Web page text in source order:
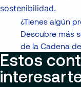
sostenibilidad.
¿Tienes algún
Descubre más
de la Cadena
Estos